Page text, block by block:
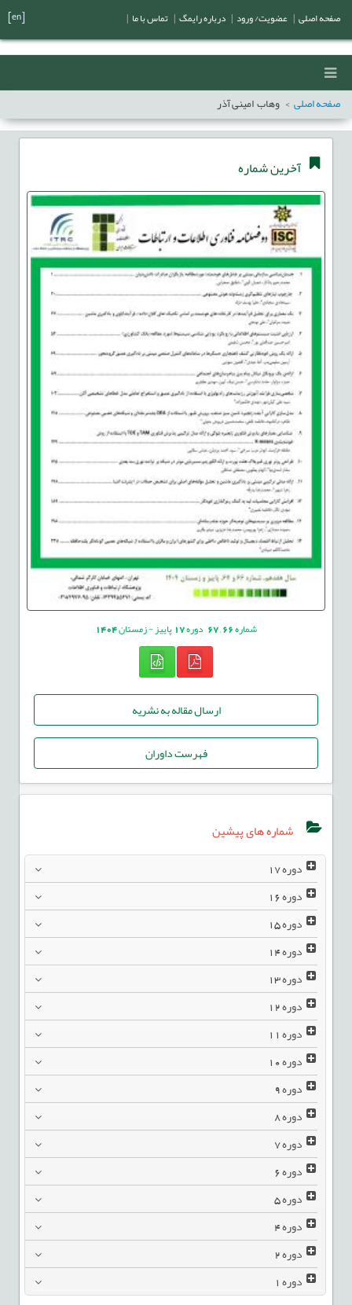
صفحه اصلی وهاب امینی آذر
آخرین شماره
شماره66
,
67 دوره17پاییز - زمستان1404
ارسال مقاله به نشریه
فهرست داوران
شماره های پیشین
دوره17
دوره16
دوره15
دوره14
دوره13
دوره12
دوره11
دوره10
دوره9
دوره8
دوره7
دوره6
دوره5
دوره4
دوره2
دوره1
صفحه اصلی عضویت/ ورود درباره رایمگ تماس با ما